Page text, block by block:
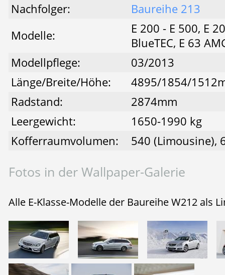
Nachfolger:
Baureihe 213
Modelle:
E 200 - E 500, E
BlueTEC, E 63
Modellpflege:
03/2013
Länge/Breite/Höhe:
4895/1854/
Radstand:
2874mm
Leergewicht:
1650-1990 kg
Kofferraumvolumen:
540 (Limousine),
Fotos in der Wallpaper-Galerie
Alle E-Klasse-Modelle der Baureihe W212 als